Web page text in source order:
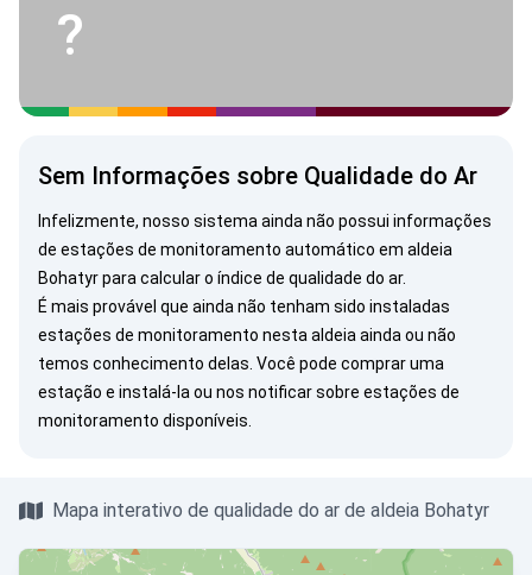
?
Sem Informações sobre Qualidade do Ar
Infelizmente, nosso sistema ainda não possui informações
de estações de monitoramento automático em aldeia
Bohatyr para calcular o índice de qualidade do ar.
É mais provável que ainda não tenham sido instaladas
estações de monitoramento nesta aldeia ainda ou não
temos conhecimento delas. Você pode comprar uma
estação e instalá-la ou nos notificarsobre estações de
monitoramento disponíveis.
Mapa interativo de qualidade do ar de aldeia Bohatyr